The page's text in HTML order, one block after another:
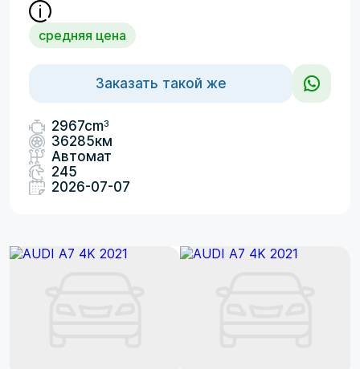
средняя цена
Заказать такой же
2967cm3
36285км
Автомат
245
2026-07-07